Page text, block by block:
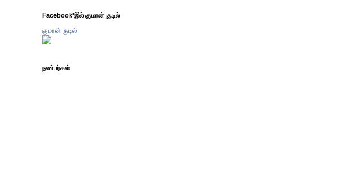
Facebook'இல் குமரன் குடில்
குமரன் குடில்
நண்பர்கள்